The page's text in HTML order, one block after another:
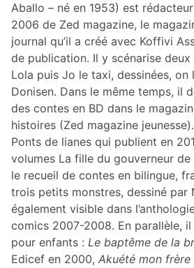
Aballo – né en 1953) est
2006 de Zed magazine, le
journal qu’il a créé avec Koffivi
de publication. Il y scénarise
Lola puis Jo le taxi, dessinées, on
Donisen. Dans le même temps, il
des contes en BD dans le
histoires (Zed magazine
Ponts de lianes qui publient en
volumes La fille du gouverneur
le recueil de contes en bilingue,
trois petits monstres, dessiné par
également visible dans
comics 2007-2008. En parallèle,
pour enfants : Le baptême de la
Edicef en 2000, Akuété mon frère